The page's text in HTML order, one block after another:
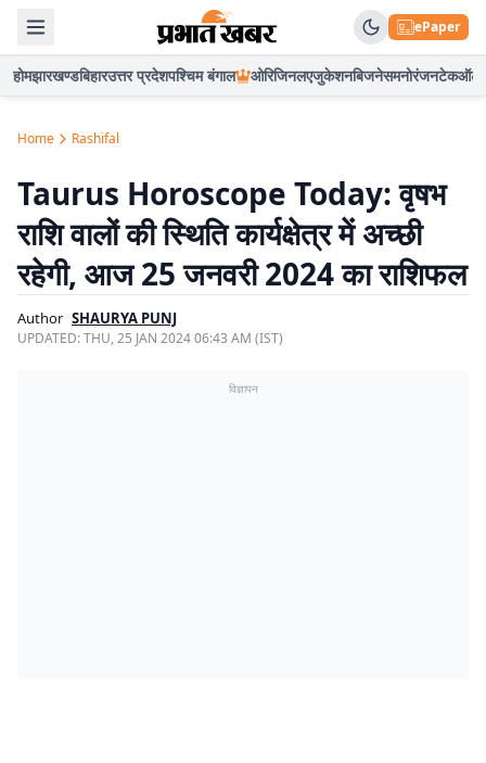
ePaper
होमझारखण्डबिहारउत्तर प्रदेशपश्चिम बंगाल ओरिजिनलएजुकेशनबिजनेसमनोरंजनटेकऑटो
Home Rashifal
Taurus Horoscope Today: वृषभ
राशि वालों की स्थिति कार्यक्षेत्र में अच्छी
रहेगी, आज 25 जनवरी 2024 का राशिफल
Author SHAURYA PUNJ
UPDATED:THU, 25 JAN 2024 06:43 AM (IST)
विज्ञापन